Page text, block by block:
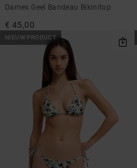
Dames Geel Bandeau Bikinitop
€ 45,00
NIEUW PRODUCT